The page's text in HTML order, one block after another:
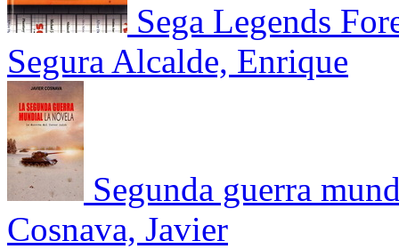
Sega Legends
Segura Alcalde, Enrique
Segunda guerra
Cosnava, Javier